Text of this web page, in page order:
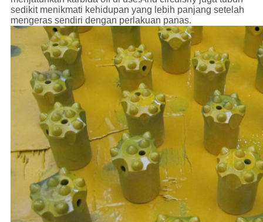
sedikit menikmati kehidupan yang lebih panjang setelah
mengeras sendiri dengan perlakuan panas.